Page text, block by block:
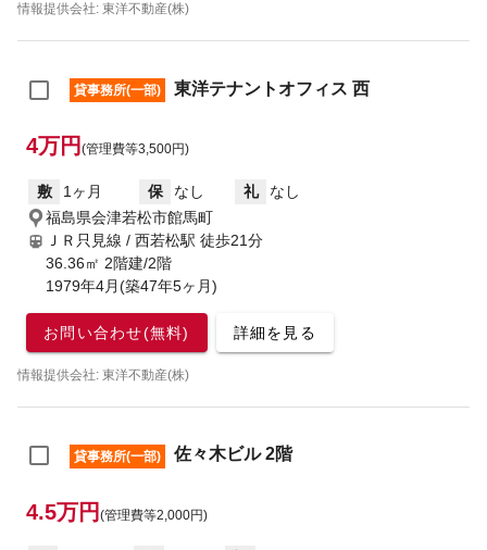
情報提供会社: 東洋不動産(株)
貸事務所(一部) 東洋テナントオフィス 西
4万円 (管理費等3,500円)
敷 1ヶ月 保 なし 礼
なし
福島県会津若松市館馬町
ＪＲ只見線 / 西若松駅 徒歩21分
36.36㎡ 2階建/2階
1979年4月(築47年5ヶ月)
お問い合わせ(無料) 詳細を見る
情報提供会社: 東洋不動産(株)
貸事務所(一部) 佐々木ビル 2階
4.5万円 (管理費等2,000円)